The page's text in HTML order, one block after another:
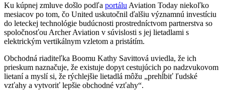
Ku kúpnej zmluve došlo podľa portálu Aviation Today niekoľko
mesiacov po tom, čo United uskutočnil ďalšiu významnú investíciu
do leteckej technológie budúcnosti prostredníctvom partnerstva so
spoločnosťou Archer Aviation v súvislosti s jej lietadlami s
elektrickým vertikálnym vzletom a pristátím.
Obchodná riaditeľka Boomu Kathy Savittová uviedla, že ich
prieskum naznačuje, že existuje dopyt cestujúcich po nadzvukovom
lietaní a myslí si, že rýchlejšie lietadlá môžu „prehĺbiť ľudské
vzťahy a vytvoriť lepšie obchodné vzťahy“.